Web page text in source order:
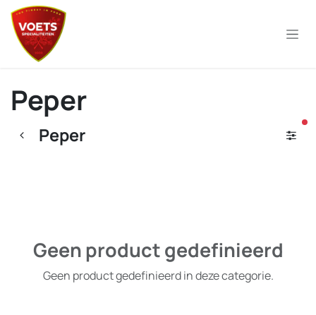
Overslaan naar inhoud
Peper
Peper
Geen product gedefinieerd
Geen product gedefinieerd in deze categorie.